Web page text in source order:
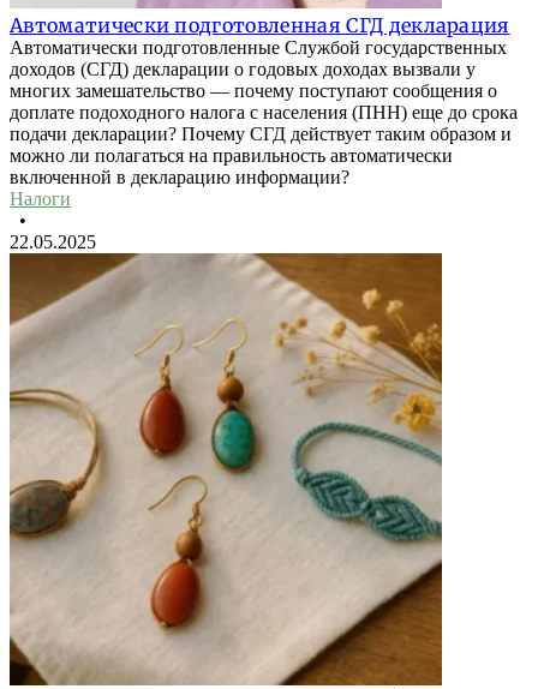
Автоматически подготовленная СГД декларация
Автоматически подготовленные Службой государственных
доходов (СГД) декларации о годовых доходах вызвали у
многих замешательство — почему поступают сообщения о
доплате подоходного налога с населения (ПНН) еще до срока
подачи декларации? Почему СГД действует таким образом и
можно ли полагаться на правильность автоматически
включенной в декларацию информации?
Налоги
•
22.05.2025